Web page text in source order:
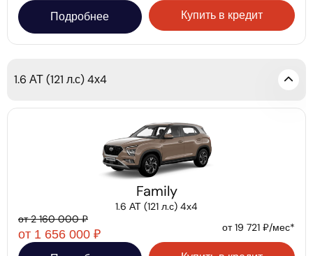
Подробнее Купить в кредит
1.6 АТ (121 л.с) 4х4
Family
1.6 АТ (121 л.с) 4х4
от 2 160 000 ₽
от 1 656 000 ₽ от 19 721 ₽/мес*